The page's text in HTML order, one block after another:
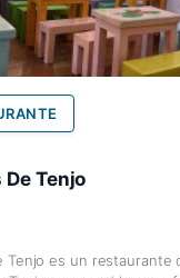
Tenjo
Tenjo es un restaurante